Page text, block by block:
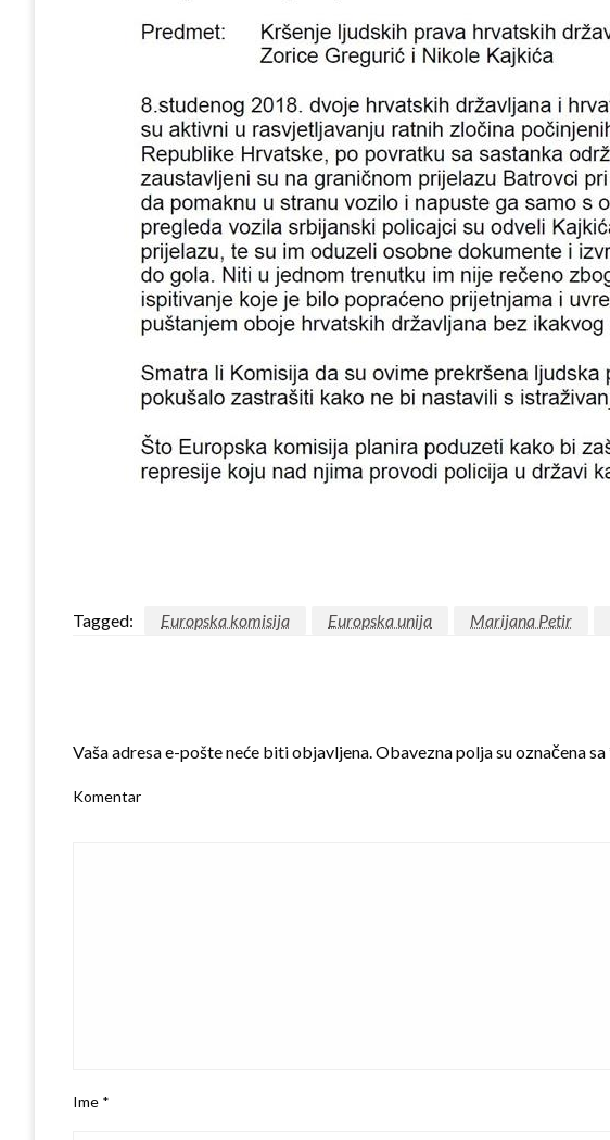
Tagged: Europska komisija Europska unija Marijana Petir
Vaša adresa e-pošte neće biti objavljena.Obavezna polja su označena sa
Komentar
Ime *